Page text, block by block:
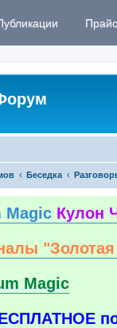
Прайс
Беседка
Magic Кулон
Magic